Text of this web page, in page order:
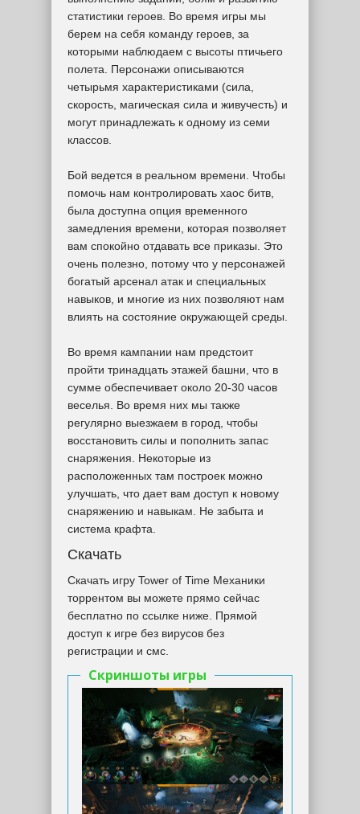
статистики героев. Во время игры мы
берем на себя команду героев, за
которыми наблюдаем с высоты птичьего
полета. Персонажи описываются
четырьмя характеристиками (сила,
скорость, магическая сила и живучесть) и
могут принадлежать к одному из семи
классов.
Бой ведется в реальном времени. Чтобы
помочь нам контролировать хаос битв,
была доступна опция временного
замедления времени, которая позволяет
вам спокойно отдавать все приказы. Это
очень полезно, потому что у персонажей
богатый арсенал атак и специальных
навыков, и многие из них позволяют нам
влиять на состояние окружающей среды.
Во время кампании нам предстоит
пройти тринадцать этажей башни, что в
сумме обеспечивает около 20-30 часов
веселья. Во время них мы также
регулярно выезжаем в город, чтобы
восстановить силы и пополнить запас
снаряжения. Некоторые из
расположенных там построек можно
улучшать, что дает вам доступ к новому
снаряжению и навыкам. Не забыта и
система крафта.
Скачать
Скачать игру Tower of Time Механики
торрентом вы можете прямо сейчас
бесплатно по ссылке ниже. Прямой
доступ к игре без вирусов без
регистрации и смс.
Скриншоты игры